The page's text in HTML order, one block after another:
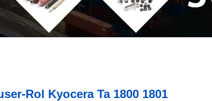
Rol Kyocera Ta 1800 1801